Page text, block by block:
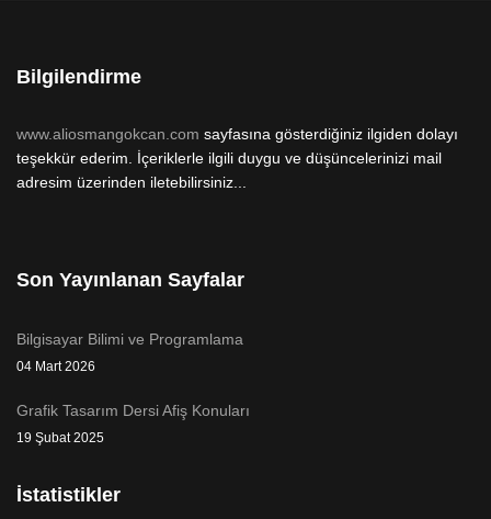
Bilgilendirme
www.aliosmangokcan.com sayfasına gösterdiğiniz ilgiden dolayı
teşekkür ederim. İçeriklerle ilgili duygu ve düşüncelerinizi mail
adresim üzerinden iletebilirsiniz...
Son Yayınlanan Sayfalar
Bilgisayar Bilimi ve Programlama
04 Mart 2026
Grafik Tasarım Dersi Afiş Konuları
19 Şubat 2025
İstatistikler